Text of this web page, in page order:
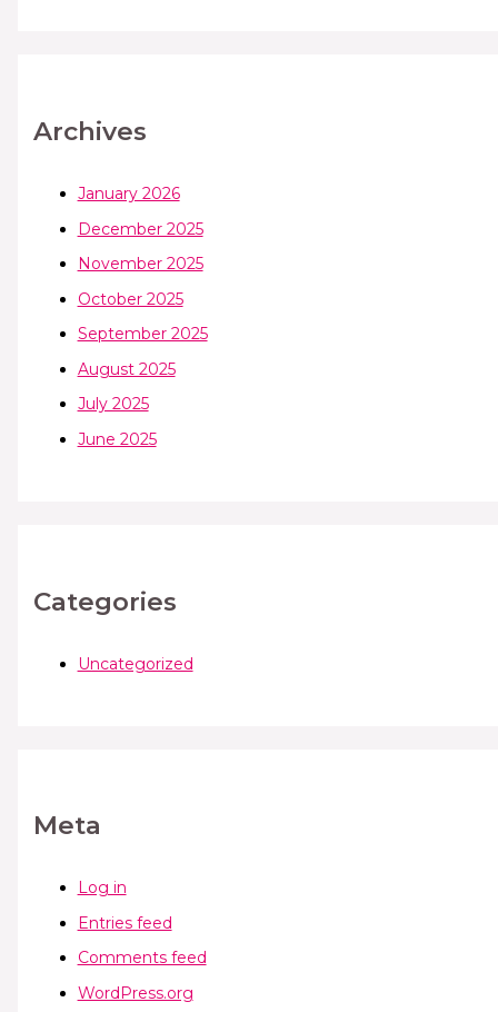
Archives
January 2026
December 2025
November 2025
October 2025
September 2025
August 2025
July 2025
June 2025
Categories
Uncategorized
Meta
Log in
Entries feed
Comments feed
WordPress.org